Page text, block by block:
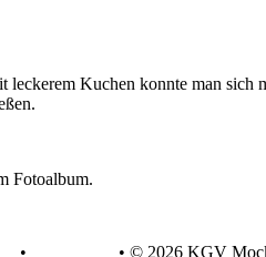
Kuchen konnte
• • © 2026 KGV